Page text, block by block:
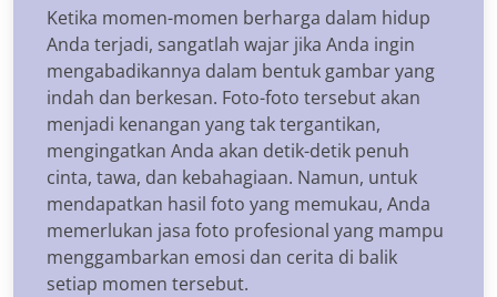
Ketika momen-momen berharga dalam hidup
Anda terjadi, sangatlah wajar jika Anda ingin
mengabadikannya dalam bentuk gambar yang
indah dan berkesan. Foto-foto tersebut akan
menjadi kenangan yang tak tergantikan,
mengingatkan Anda akan detik-detik penuh
cinta, tawa, dan kebahagiaan. Namun, untuk
mendapatkan hasil foto yang memukau, Anda
memerlukan jasa foto profesional yang mampu
menggambarkan emosi dan cerita di balik
setiap momen tersebut.